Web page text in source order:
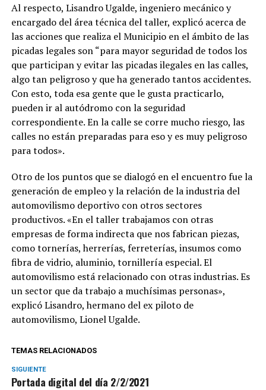
Al respecto, Lisandro Ugalde, ingeniero mecánico y
encargado del área técnica del taller, explicó acerca de
las acciones que realiza el Municipio en el ámbito de las
picadas legales son “para mayor seguridad de todos los
que participan y evitar las picadas ilegales en las calles,
algo tan peligroso y que ha generado tantos accidentes.
Con esto, toda esa gente que le gusta practicarlo,
pueden ir al autódromo con la seguridad
correspondiente. En la calle se corre mucho riesgo, las
calles no están preparadas para eso y es muy peligroso
para todos».
Otro de los puntos que se dialogó en el encuentro fue la
generación de empleo y la relación de la industria del
automovilismo deportivo con otros sectores
productivos. «En el taller trabajamos con otras
empresas de forma indirecta que nos fabrican piezas,
como tornerías, herrerías, ferreterías, insumos como
fibra de vidrio, aluminio, tornillería especial. El
automovilismo está relacionado con otras industrias. Es
un sector que da trabajo a muchísimas personas»,
explicó Lisandro, hermano del ex piloto de
automovilismo, Lionel Ugalde.
TEMAS RELACIONADOS
SIGUIENTE
Portada digital del día 2/2/2021